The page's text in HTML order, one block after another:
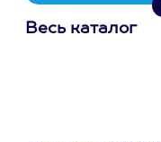
Весь каталог